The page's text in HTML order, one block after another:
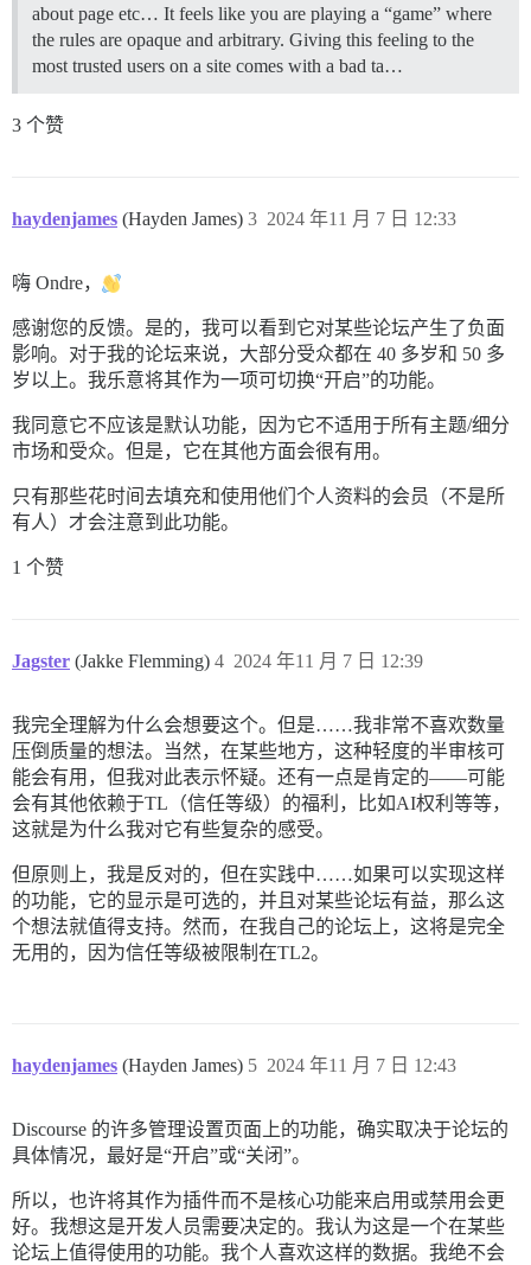
about page etc… It feels like you are playing a “game” where
the rules are opaque and arbitrary. Giving this feeling to the
most trusted users on a site comes with a bad ta…
3 个赞
haydenjames (Hayden James) 2024 年11 月 7 日 12:33
3
嗨 Ondre，
感谢您的反馈。是的，我可以看到它对某些论坛产生了负面
影响。对于我的论坛来说，大部分受众都在 40 多岁和 50 多
岁以上。我乐意将其作为一项可切换“开启”的功能。
我同意它不应该是默认功能，因为它不适用于所有主题/细分
市场和受众。但是，它在其他方面会很有用。
只有那些花时间去填充和使用他们个人资料的会员（不是所
有人）才会注意到此功能。
1 个赞
Jagster (Jakke Flemming) 2024 年11 月 7 日 12:39
4
我完全理解为什么会想要这个。但是……我非常不喜欢数量
压倒质量的想法。当然，在某些地方，这种轻度的半审核可
能会有用，但我对此表示怀疑。还有一点是肯定的——可能
会有其他依赖于TL（信任等级）的福利，比如AI权利等等，
这就是为什么我对它有些复杂的感受。
但原则上，我是反对的，但在实践中……如果可以实现这样
的功能，它的显示是可选的，并且对某些论坛有益，那么这
个想法就值得支持。然而，在我自己的论坛上，这将是完全
无用的，因为信任等级被限制在TL2。
haydenjames (Hayden James) 2024 年11 月 7 日 12:43
5
Discourse 的许多管理设置页面上的功能，确实取决于论坛的
具体情况，最好是“开启”或“关闭”。
所以，也许将其作为插件而不是核心功能来启用或禁用会更
好。我想这是开发人员需要决定的。我认为这是一个在某些
论坛上值得使用的功能。我个人喜欢这样的数据。我绝不会